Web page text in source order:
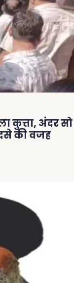
कुत्ता, अंदर सो
की वजह